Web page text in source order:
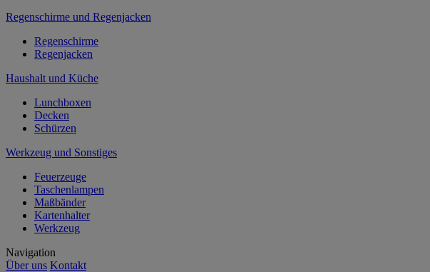
Regenschirme und Regenjacken
Regenschirme
Regenjacken
Haushalt und Küche
Lunchboxen
Decken
Schürzen
Werkzeug und Sonstiges
Feuerzeuge
Taschenlampen
Maßbänder
Kartenhalter
Werkzeug
Navigation
Über uns Kontakt